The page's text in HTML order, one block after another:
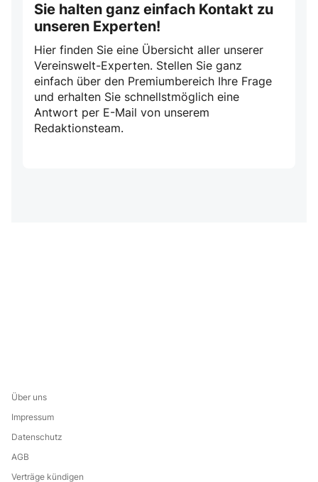
Sie halten ganz einfach Kontakt zu
unseren Experten!
Hier finden Sie eine Übersicht aller unserer
Vereinswelt-Experten. Stellen Sie ganz
einfach über den Premiumbereich Ihre Frage
und erhalten Sie schnellstmöglich eine
Antwort per E-Mail von unserem
Redaktionsteam.
Über uns
Impressum
Datenschutz
AGB
Verträge kündigen